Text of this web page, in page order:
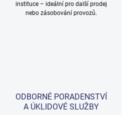
instituce – ideální pro další prodej
nebo zásobování provozů.
ODBORNÉ PORADENSTVÍ
A ÚKLIDOVÉ SLUŽBY